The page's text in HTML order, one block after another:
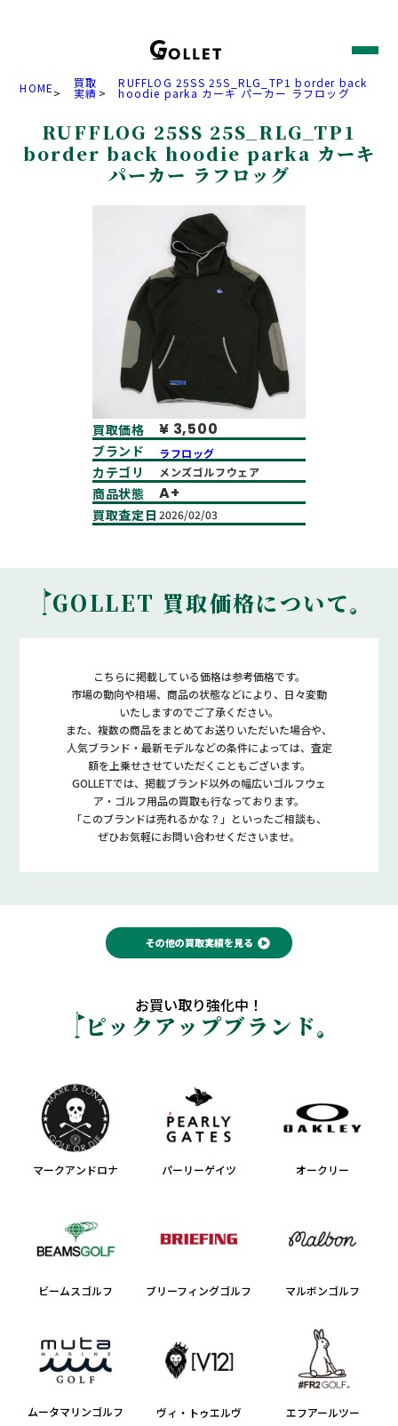
HOME>
買取
実績 >
RUFFLOG 25SS 25S_RLG_TP1 border back
hoodie parka カーキ パーカー ラフロッグ
RUFFLOG 25SS 25S_RLG_TP1
border back hoodie parka カーキ
パーカー ラフロッグ
買取価格 ¥ 3,500
ブランド ラフロッグ
カテゴリ メンズゴルフウェア
商品状態 A+
買取査定日 2026/02/03
GOLLET 買取価格について
こちらに掲載している価格は参考価格です。
市場の動向や相場、商品の状態などにより、日々変動
いたしますのでご了承ください。
また、複数の商品をまとめてお送りいただいた場合や、
人気ブランド・最新モデルなどの条件によっては、査定
額を上乗せさせていただくこともございます。
GOLLETでは、掲載ブランド以外の幅広いゴルフウェ
ア・ゴルフ用品の買取も行なっております。
「このブランドは売れるかな？」といったご相談も、
ぜひお気軽にお問い合わせくださいませ。
その他の買取実績を見る
お買い取り強化中！
ピックアップブランド
マークアンドロナ パーリーゲイツ オークリー
ビームスゴルフ ブリーフィングゴルフ マルボンゴルフ
ムータマリンゴルフ ヴィ・トゥエルヴ エフアールツー